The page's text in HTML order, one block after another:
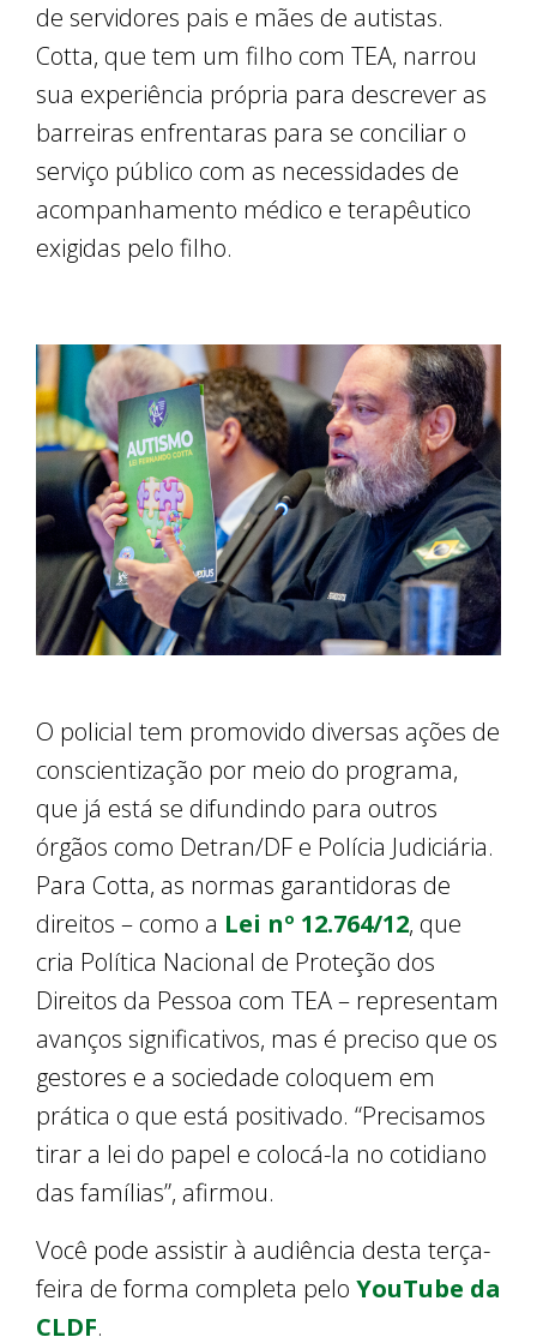
de servidores pais e mães de autistas.
Cotta, que tem um filho com TEA, narrou
sua experiência própria para descrever as
barreiras enfrentaras para se conciliar o
serviço público com as necessidades de
acompanhamento médico e terapêutico
exigidas pelo filho.
O policial tem promovido diversas ações de
conscientização por meio do programa,
que já está se difundindo para outros
órgãos como Detran/DF e Polícia Judiciária.
Para Cotta, as normas garantidoras de
direitos – como a Lei nº 12.764/12, que
cria Política Nacional de Proteção dos
Direitos da Pessoa com TEA – representam
avanços significativos, mas é preciso que os
gestores e a sociedade coloquem em
prática o que está positivado. “Precisamos
tirar a lei do papel e colocá-la no cotidiano
das famílias”, afirmou.
Você pode assistir à audiência desta terça-
feira de forma completa pelo YouTube da
CLDF.